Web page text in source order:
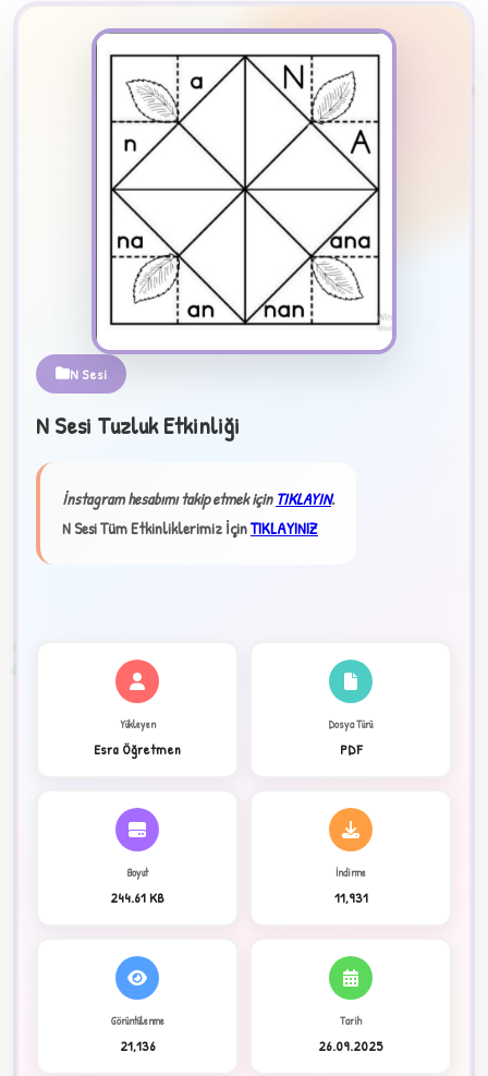
2
✧ N Sesi
N Sesi Tuzluk Etkinliği
İnstagram hesabımı takip etmek içinTIKLAYIN.
N Sesi Tüm Etkinliklerimiz İçinTIKLAYINIZ
Yükleyen
Esra Öğretmen
Dosya Türü
PDF
Boyut
244.61 KB
İndirme
11,931
Görüntülenme
21,136
Tarih
26.09.2025
★